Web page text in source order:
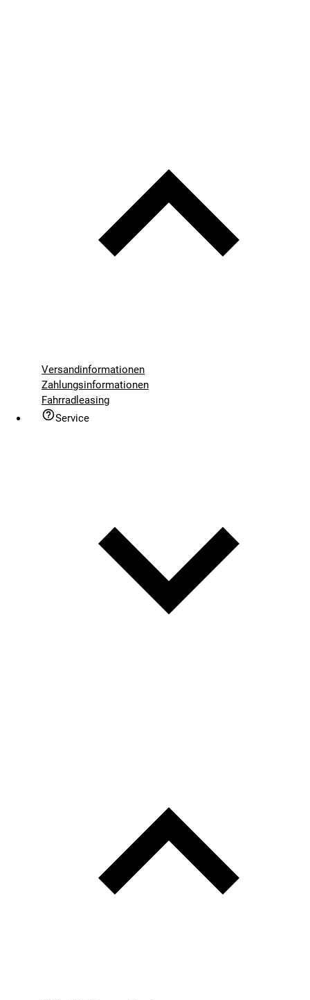
Versandinformationen
Zahlungsinformationen
Fahrradleasing
Service